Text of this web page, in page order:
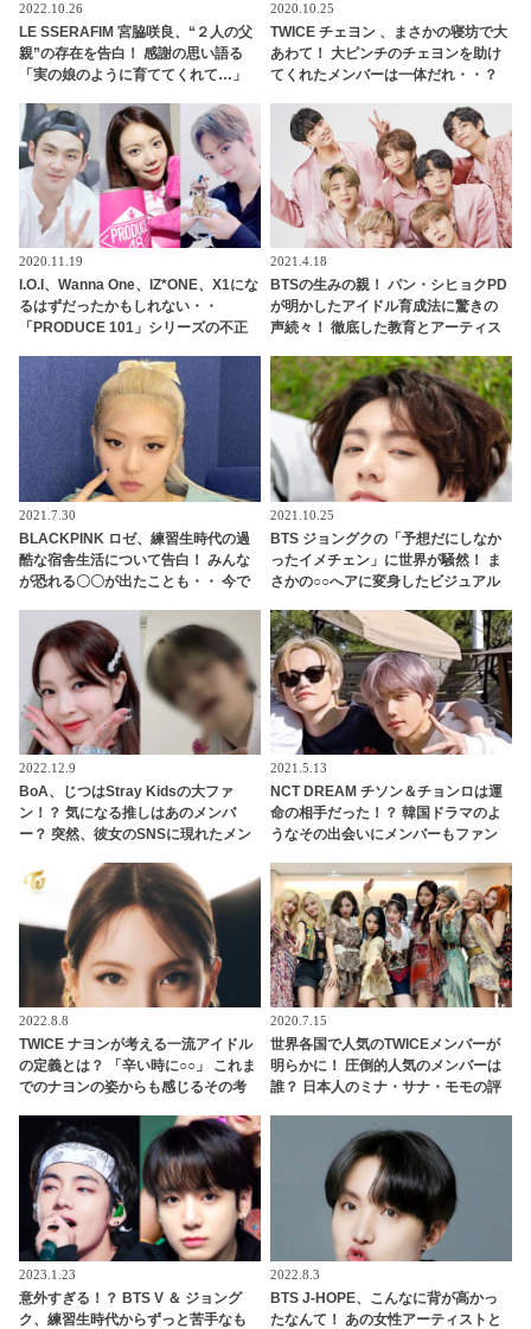
2022.10.26
LE SSERAFIM 宮脇咲良、“２人の父
親”の存在を告白！ 感謝の思い語る
「実の娘のように育ててくれて…」
ティブな話題にも臆せず堂々とした
姿を見せる彼女に称賛の声
2020.10.25
TWICE チェヨン 、まさかの寝坊で大
あわて！ 大ピンチのチェヨンを助け
てくれたメンバーは一体だれ・・？
2020.11.19
I.O.I、Wanna One、IZ*ONE、X1にな
るはずだったかもしれない・・
「PRODUCE 101」シリーズの不正
人の氏名が公表
2021.4.18
BTSの生みの親！ パン・シヒョクPD
が明かしたアイドル育成法に驚きの
声続々！ 徹底した教育とアーティス
2021.7.30
BLACKPINK ロゼ、練習生時代の過
酷な宿舎生活について告白！ みんな
が恐れる〇〇が出たことも・・ 今で
2021.10.25
BTS ジョングクの「予想だにしなか
ったイメチェン」に世界が騒然！ ま
さかの○○へアに変身したビジュアル
る… 落ち着いた黒髪からガラリと雰
囲気を変えた美貌に驚きを隠せない
声殺到
2022.12.9
BoA、じつはStray Kidsの大ファ
ン！？ 気になる推しはあのメンバ
ー？ 突然、彼女のSNSに現れたメン
2021.5.13
NCT DREAM チソン＆チョンロは運
命の相手だった！？ 韓国ドラマのよ
うなその出会いにメンバーもファン
は？
2022.8.8
TWICE ナヨンが考える一流アイドル
の定義とは？ 「辛い時に○○」 これま
でのナヨンの姿からも感じるその考
2020.7.15
世界各国で人気のTWICEメンバーが
明らかに！ 圧倒的人気のメンバーは
誰？ 日本人のミナ・サナ・モモの評
2023.1.23
意外すぎる！？ BTS V ＆ ジョング
ク、練習生時代からずっと苦手なも
2022.8.3
BTS J-HOPE、こんなに背が高かっ
たなんて！ あの女性アーティストと